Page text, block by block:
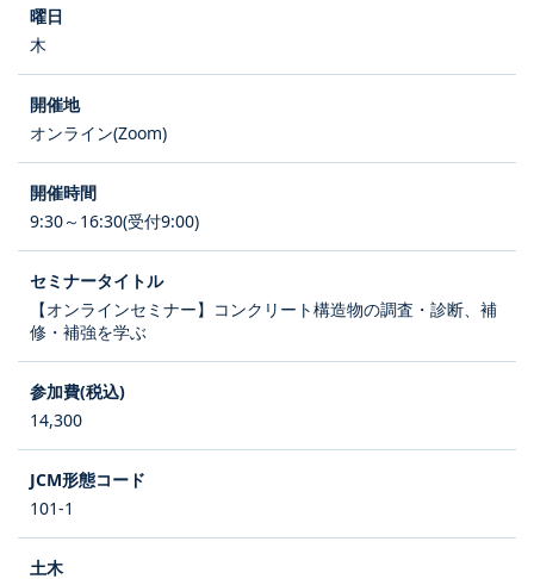
木
オンライン(Zoom)
9:30～16:30(受付9:00)
【オンラインセミナー】コンクリート構造物の調査・診断、補
修・補強を学ぶ
14,300
101-1